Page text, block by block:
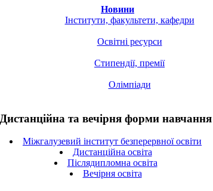
Новини
Інститути, факультети, кафедри
Освітні ресурси
Стипендії, премії
Олімпіади
Дистанційна та вечірня форми навчання
Міжгалузевий інститут безперервної освіти
Дистанційна освіта
Післядипломна освіта
Вечірня освіта